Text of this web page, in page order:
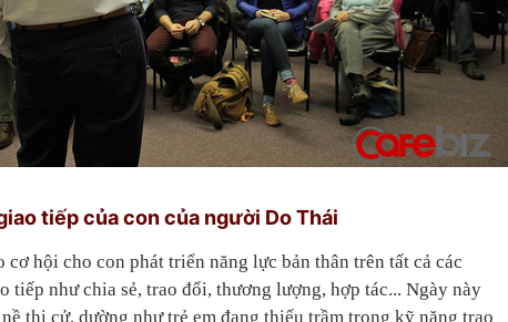
tiếp của con của người Do Thái
hội cho con phát triển năng lực bản thân trên tất cả các
tiếp như chia sẻ, trao đổi, thương lượng, hợp tác... Ngày này
thi cử, dường như trẻ em đang thiếu trầm trọng kỹ năng trao